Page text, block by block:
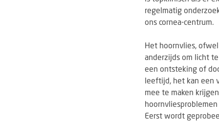
regelmatig
ons cornea-centrum.
Het hoornvlies,
anderzijds om licht
een ontsteking of
leeftijd, het kan een
mee te maken
Eerst wordt